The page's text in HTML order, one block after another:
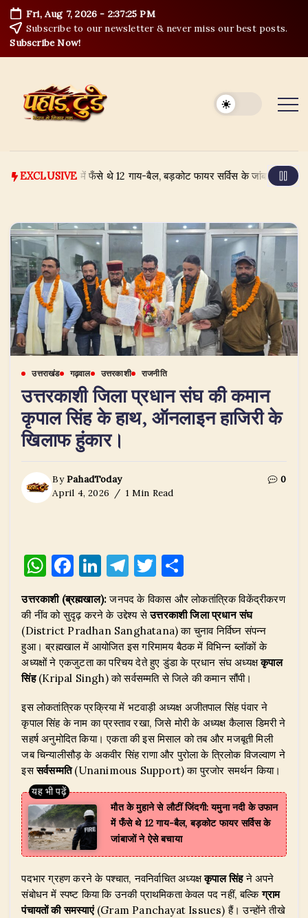
Skip
to
content
Fri, Aug 7, 2026 - 2:37:26 PM
Subscribe to our newsletter & never miss our best posts.
Subscribe Now!
EXCLUSIVE
के उफान में फँसे थे 12 गाय-बैल, बड़कोट फायर सर्विस के जांबाजों ने ऐसे बचाया
उत्तराखंड गढ़वाल उत्तरकाशी राजनीति
उत्तरकाशी जिला प्रधान संघ की कमान
कृपाल सिंह के हाथ, ऑनलाइन हाजिरी के
खिलाफ हुंकार।
ByPahadToday
April 4, 2026
1 Min Read
0
W
h
at
s
A
p
p
F
c
e
b
o
o
k
Li
n
k
e
dI
n
T
el
e
g
ra
m
T
it
te
r
h
ar
e
उत्तरकाशी (ब्रह्मखाल):जनपद के विकास और लोकतांत्रिक विकेंद्रीकरण
की नींव को सुदृढ़ करने के उद्देश्य सेउत्तरकाशी जिला प्रधान संघ
(District Pradhan Sanghatana) का चुनाव निर्विघ्न संपन्न
हुआ। ब्रह्मखाल में आयोजित इस गरिमामय बैठक में विभिन्न ब्लॉकों के
अध्यक्षों ने एकजुटता का परिचय देते हुए डुंडा के प्रधान संघ अध्यक्षकृपाल
सिंह(Kripal Singh) को सर्वसम्मति से जिले की कमान सौंपी।
​इस लोकतांत्रिक प्रक्रिया में भटवाड़ी अध्यक्ष अजीतपाल सिंह पंवार ने
कृपाल सिंह के नाम का प्रस्ताव रखा, जिसे मोरी के अध्यक्ष कैलास डिमरी ने
सहर्ष अनुमोदित किया। एकता की इस मिसाल को तब और मजबूती मिली
जब चिन्यालीसौड़ के अकवीर सिंह राणा और पुरोला के त्रिलोक विजल्वाण ने
इससर्वसम्मति(Unanimous Support) का पुरजोर समर्थन किया।
मौत के मुहाने से लौटीं जिंदगी: यमुना नदी के उफान
में फँसे थे 12 गाय-बैल, बड़कोट फायर सर्विस के
जांबाजों ने ऐसे बचाया
​पदभार ग्रहण करने के पश्चात, नवनिर्वाचित अध्यक्षकृपाल सिंहने अपने
संबोधन में स्पष्ट किया कि उनकी प्राथमिकता केवल पद नहीं, बल्किग्राम
पंचायतों की समस्याएं(Gram Panchayat Issues) हैं। उन्होंने तीखे